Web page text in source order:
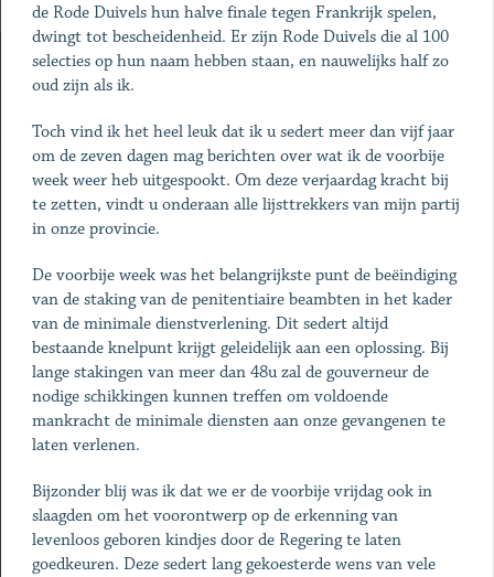
de Rode Duivels hun halve finale tegen Frankrijk spelen,
dwingt tot bescheidenheid. Er zijn Rode Duivels die al 100
selecties op hun naam hebben staan, en nauwelijks half zo
oud zijn als ik.
Toch vind ik het heel leuk dat ik u sedert meer dan vijf jaar
om de zeven dagen mag berichten over wat ik de voorbije
week weer heb uitgespookt. Om deze verjaardag kracht bij
te zetten, vindt u onderaan alle lijsttrekkers van mijn partij
in onze provincie.
De voorbije week was het belangrijkste punt de beëindiging
van de staking van de penitentiaire beambten in het kader
van de minimale dienstverlening. Dit sedert altijd
bestaande knelpunt krijgt geleidelijk aan een oplossing. Bij
lange stakingen van meer dan 48u zal de gouverneur de
nodige schikkingen kunnen treffen om voldoende
mankracht de minimale diensten aan onze gevangenen te
laten verlenen.
Bijzonder blij was ik dat we er de voorbije vrijdag ook in
slaagden om het voorontwerp op de erkenning van
levenloos geboren kindjes door de Regering te laten
goedkeuren. Deze sedert lang gekoesterde wens van vele